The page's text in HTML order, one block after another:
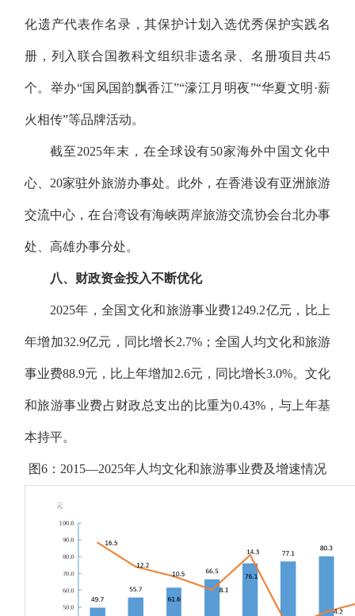
化遗产代表作名录，其保护计划入选优秀保护实践名
册，列入联合国教科文组织非遗名录、名册项目共45
个。举办“国风国韵飘香江”“濠江月明夜”“华夏文明·薪
火相传”等品牌活动。
截至2025年末，在全球设有50家海外中国文化中
心、20家驻外旅游办事处。此外，在香港设有亚洲旅游
交流中心，在台湾设有海峡两岸旅游交流协会台北办事
处、高雄办事分处。
八、财政资金投入不断优化
2025年，全国文化和旅游事业费1249.2亿元，比上
年增加32.9亿元，同比增长2.7%；全国人均文化和旅游
事业费88.9元，比上年增加2.6元，同比增长3.0%。文化
和旅游事业费占财政总支出的比重为0.43%，与上年基
本持平。
图6：2015—2025年人均文化和旅游事业费及增速情况